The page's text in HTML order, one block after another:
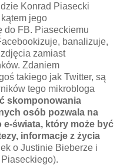
Konrad Piasecki
jego
do FB. Piaseckiemu
banalizuje,
zamiast
Zdaniem
takiego jak Twitter, są
tego mikrobloga
skomponowania
osób pozwala na
e-świata, który może być
informacje z życia
o Justinie Bieberze i